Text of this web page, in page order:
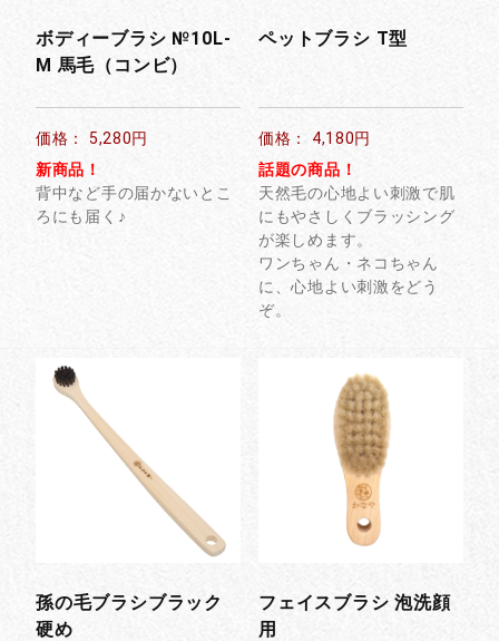
ボディーブラシ №10L-
M 馬毛（コンビ）
価格： 5,280円
新商品！
背中など手の届かないとこ
ろにも届く♪
ペットブラシ T型
価格： 4,180円
話題の商品！
天然毛の心地よい刺激で肌
にもやさしくブラッシング
が楽しめます。
ワンちゃん・ネコちゃん
に、心地よい刺激をどう
ぞ。
孫の毛ブラシブラック
硬め
フェイスブラシ 泡洗顔
用